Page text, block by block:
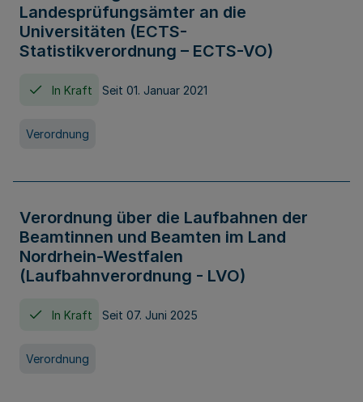
Landesprüfungsämter an die
Universitäten (ECTS-
Statistikverordnung – ECTS-VO)
In Kraft Seit 01. Januar 2021
Verordnung
Verordnung über die Laufbahnen der
Beamtinnen und Beamten im Land
Nordrhein-Westfalen
(Laufbahnverordnung - LVO)
In Kraft Seit 07. Juni 2025
Verordnung